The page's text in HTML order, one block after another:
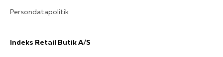
Persondatapolitik
Indeks Retail Butik A/S